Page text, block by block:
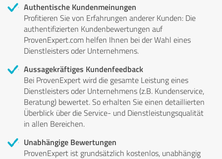
Authentische Kundenmeinungen
Profitieren Sie von Erfahrungen anderer Kunden: Die
authentifizierten Kundenbewertungen auf
ProvenExpert.com helfen Ihnen bei der Wahl eines
Dienstleisters oder Unternehmens.
Aussagekräftiges Kundenfeedback
Bei ProvenExpert wird die gesamte Leistung eines
Dienstleisters oder Unternehmens (z.B. Kundenservice,
Beratung) bewertet. So erhalten Sie einen detaillierten
Überblick über die Service- und Dienstleistungsqualität
in allen Bereichen.
Unabhängige Bewertungen
ProvenExpert ist grundsätzlich kostenlos, unabhängig